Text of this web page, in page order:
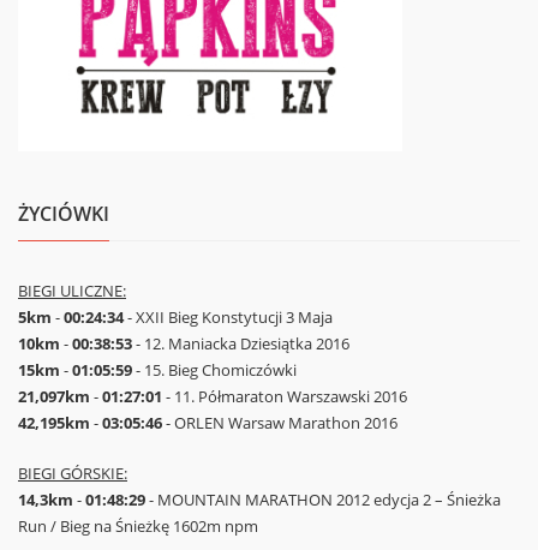
ŻYCIÓWKI
BIEGI ULICZNE:
5km -00:24:34- XXII Bieg Konstytucji 3 Maja
10km -00:38:53- 12. Maniacka Dziesiątka 2016
15km -01:05:59- 15. Bieg Chomiczówki
21,097km -01:27:01 - 11. Półmaraton Warszawski 2016
42,195km -03:05:46- ORLEN Warsaw Marathon 2016
BIEGI GÓRSKIE:
14,3km -01:48:29- MOUNTAIN MARATHON 2012 edycja 2 – Śnieżka
Run / Bieg na Śnieżkę 1602m npm